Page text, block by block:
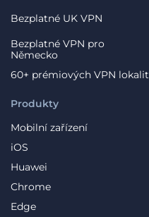
Produkty
Mobilní zařízení
iOS
Huawei
Chrome
Edge
Bezplatné UK VPN
Bezplatné VPN pro
Německo
60+ prémiových VPN lokalit